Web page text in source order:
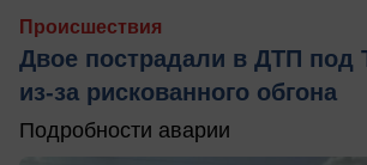
Происшествия
Двое пострадали в ДТП под
из-за рискованного обгона
Подробности аварии